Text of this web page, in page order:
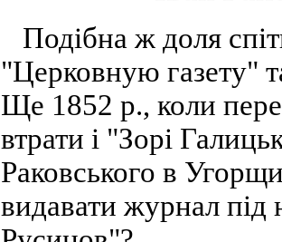
Подібна ж доля
"Церковную газету"
Ще 1852 р., коли
втрати і "Зорі
Раковського в
видавати журнал